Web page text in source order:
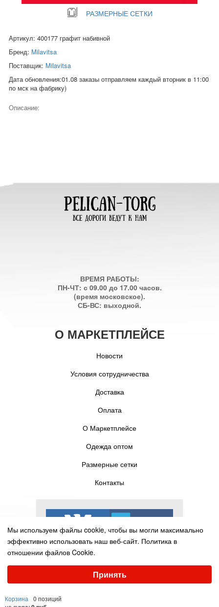
Корзина
0 позиций
РАЗМЕРНЫЕ СЕТКИ
Артикул: 400177 графит набивной
Бренд: Milavitsa
Поставщик: Milavitsa
Дата обновления:01.08 заказы отправляем каждый вторник в 11:00
по мск на фабрику)
Описание:
ВРЕМЯ РАБОТЫ:
ПН-ЧТ: с 09.00 до 17.00 часов.
(время московское).
СБ-ВС: выходной.
О МАРКЕТПЛЕЙСЕ
Новости
Условия сотрудничества
Доставка
Оплата
О Маркетплейсе
Одежда оптом
Размерные сетки
Контакты
Мы используем файлы cookie, чтобы вы могли максимально
эффективно использовать наш веб-сайт. Политика в
отношении файлов Cookie.
Принять